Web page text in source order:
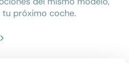
próximo coche.